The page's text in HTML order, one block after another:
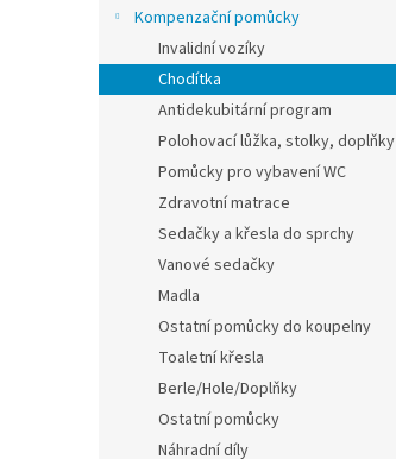
Kompenzační pomůcky
Invalidní vozíky
Chodítka
Antidekubitární program
Polohovací lůžka, stolky, doplňky
Pomůcky pro vybavení WC
Zdravotní matrace
Sedačky a křesla do sprchy
Vanové sedačky
Madla
Ostatní pomůcky do koupelny
Toaletní křesla
Berle/Hole/Doplňky
Ostatní pomůcky
Náhradní díly